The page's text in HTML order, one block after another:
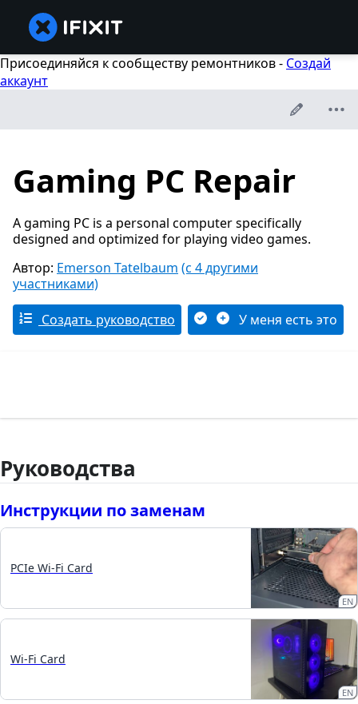
Присоединяйся к сообществу ремонтников - Создай
аккаунт
Gaming PC Repair
A gaming PC is a personal computer specifically
designed and optimized for playing video games.
Автор: Emerson Tatelbaum (с 4 другими
участниками)
Создать руководство У меня есть это
Руководства
Инструкции по заменам
PCIe Wi-Fi Card
EN
Wi-Fi Card
EN